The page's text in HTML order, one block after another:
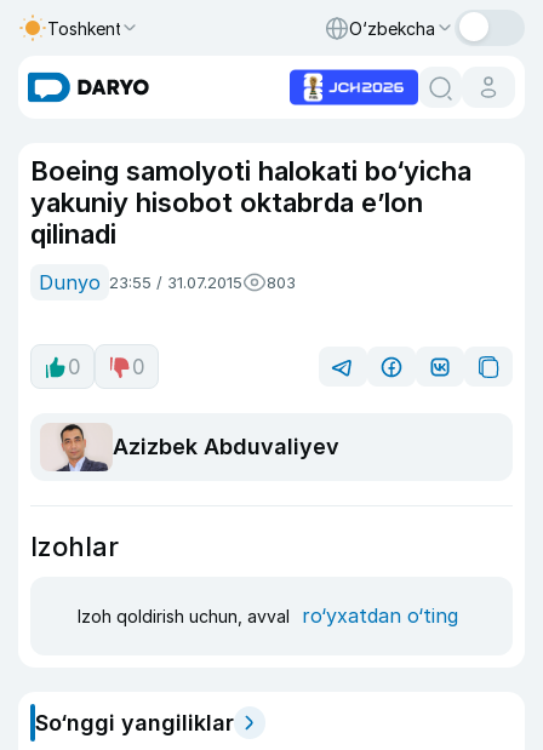
Toshkent O‘zbekcha
Boeing samolyoti halokati bo‘yicha
yakuniy hisobot oktabrda e’lon
qilinadi
Dunyo 23:55 / 31.07.2015 803
0 0
Azizbek Abduvaliyev
Izohlar
Izoh qoldirish uchun, avval ro‘yxatdan o‘ting
So‘nggi yangiliklar